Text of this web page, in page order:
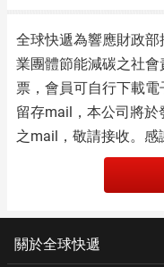
全球快遞為響應財政
業團體節能減碳之社
票，會員可自行下載
留存mail，本公司將於
之mail，敬請接收。感
關於全球快遞